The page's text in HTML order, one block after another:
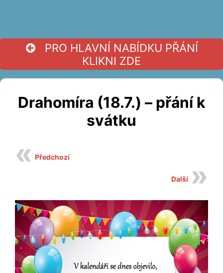
PRO HLAVNÍ NABÍDKU PŘÁNÍ
KLIKNI ZDE
Drahomíra (18.7.) – přání k
svátku
Předchozí
Další